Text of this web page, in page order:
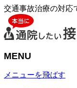
交通事故治療の対応
MENU
メニューを飛ばす